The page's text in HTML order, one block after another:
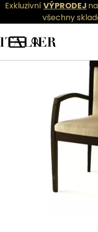
ExkluzivníVÝPRODEJ
všechny